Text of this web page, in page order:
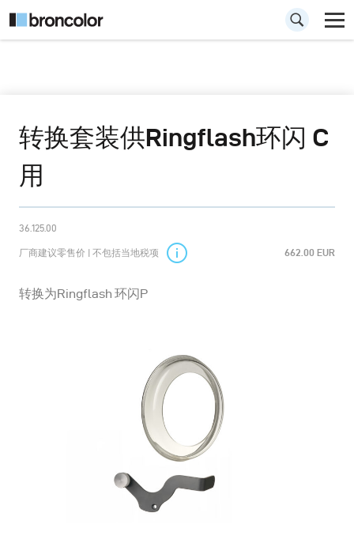
转换套装供Ringflash环闪 C
用
36.125.00
厂商建议零售价 | 不包括当地税项 662.00 EUR
转换为Ringflash 环闪P